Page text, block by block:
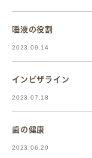
唾液の役割
2023.09.14
インビザライン
2023.07.18
歯の健康
2023.06.20